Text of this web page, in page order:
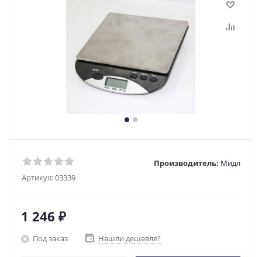
Артикул:03339
Производитель: Мидл
1 246 ₽
Под заказ Нашли дешевле?